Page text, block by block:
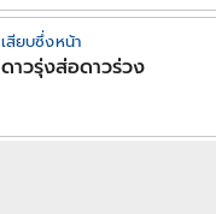
เสียบซึ่งหน้า
ดาวรุ่งส่อดาวร่วง